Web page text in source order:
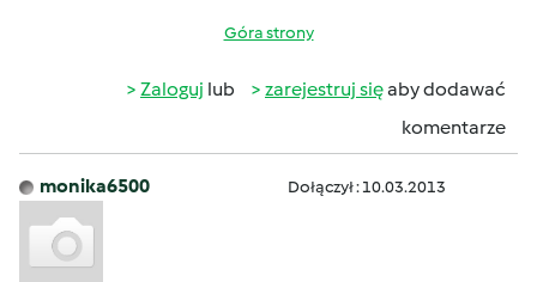
Góra strony
Zaloguj lub zarejestruj sięaby dodawać
komentarze
monika6500 Dołączył : 10.03.2013